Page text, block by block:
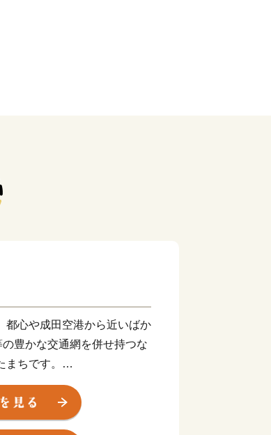
都心や成田空港から近いばか
豊かな交通網を併せ持つな
ちです。
の宿場町として栄え、昭和
、八栄村、法典村、塚田
ました。